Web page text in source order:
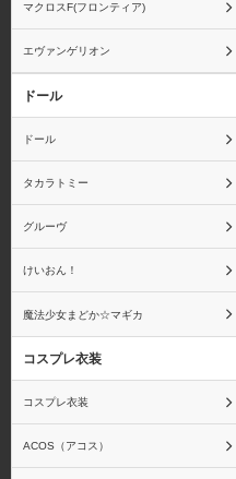
マクロスF(フロンティア)
エヴァンゲリオン
ドール
ドール
タカラトミー
グルーヴ
けいおん！
魔法少女まどか☆マギカ
コスプレ衣装
コスプレ衣装
ACOS（アコス）